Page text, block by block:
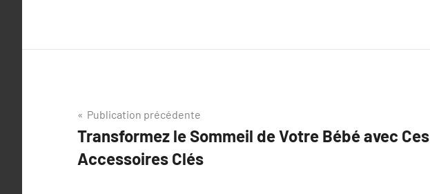
Navigation
de
l’article
Publication précédente
Transformez le Sommeil de Votre Bébé avec Ces
Accessoires Clés